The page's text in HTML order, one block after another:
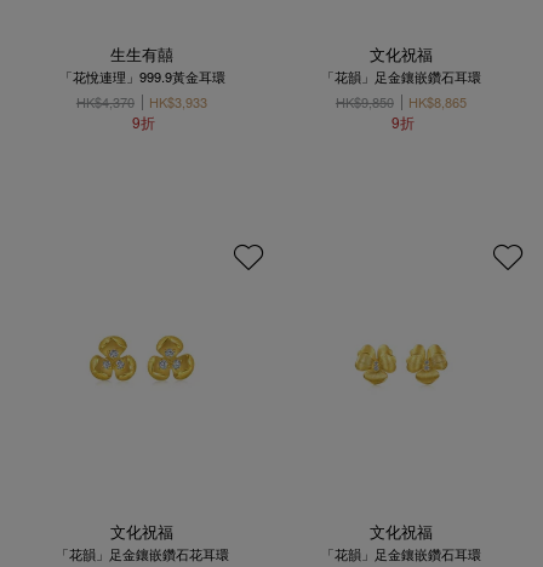
生生有囍
「花悅連理」999.9黃金耳環
HK$4,370
HK$3,933
9折
文化祝福
「花韻」足金鑲嵌鑽石耳環
HK$9,850
HK$8,865
9折
文化祝福
「花韻」足金鑲嵌鑽石花耳環
文化祝福
「花韻」足金鑲嵌鑽石耳環